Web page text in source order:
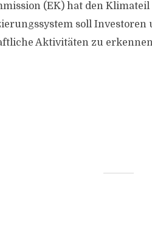
(EK) hat den
soll
Aktivitäten zu